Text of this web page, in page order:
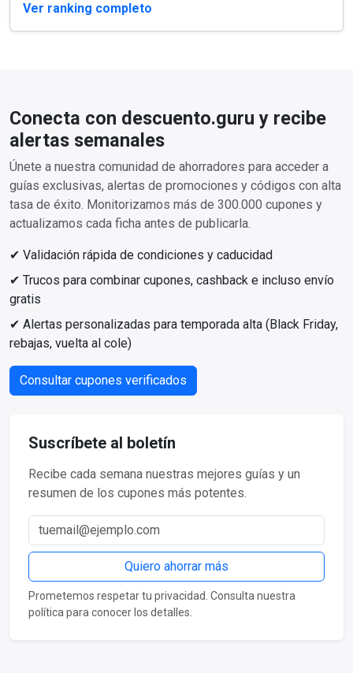
Ver ranking completo
Conecta con descuento.guru y recibe
alertas semanales
Únete a nuestra comunidad de ahorradores para acceder a
guías exclusivas, alertas de promociones y códigos con alta
tasa de éxito. Monitorizamos más de 300.000 cupones y
actualizamos cada ficha antes de publicarla.
✔ Validación rápida de condiciones y caducidad
✔ Trucos para combinar cupones, cashback e incluso envío
gratis
✔ Alertas personalizadas para temporada alta (Black Friday,
rebajas, vuelta al cole)
Consultar cupones verificados
Suscríbete al boletín
Recibe cada semana nuestras mejores guías y un
resumen de los cupones más potentes.
Correo electrónico
Quiero ahorrar más
Prometemos respetar tu privacidad. Consulta nuestra
política para conocer los detalles.